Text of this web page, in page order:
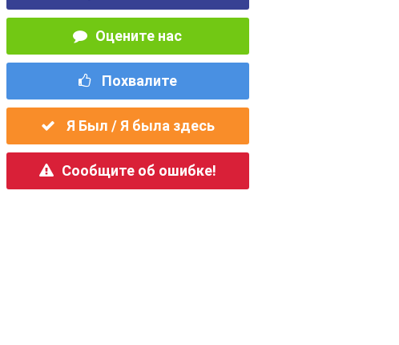
Оцените нас
Похвалите
Я Был / Я была здесь
Сообщите об ошибке!